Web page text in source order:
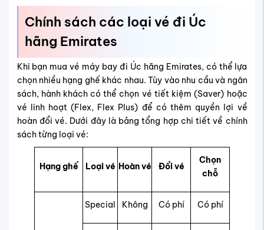
Chính sách các loại vé đi Úc
hãng Emirates
Khi bạn mua vé máy bay đi Úc hãng Emirates, có thể lựa
chọn nhiều hạng ghế khác nhau. Tùy vào nhu cầu và ngân
sách, hành khách có thể chọn vé tiết kiệm (Saver) hoặc
vé linh hoạt (Flex, Flex Plus) để có thêm quyền lợi về
hoàn đổi vé. Dưới đây là bảng tổng hợp chi tiết về chính
sách từng loại vé:
Hạng ghế Loại vé Hoàn vé Đổi vé
Chọn
chỗ
Special Không Có phí Có phí